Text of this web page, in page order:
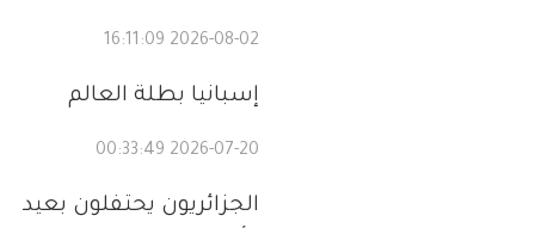
2026-08-02 16:11:09
إسبانيا بطلة العالم
2026-07-20 00:33:49
الجزائريون يحتفلون بعيد